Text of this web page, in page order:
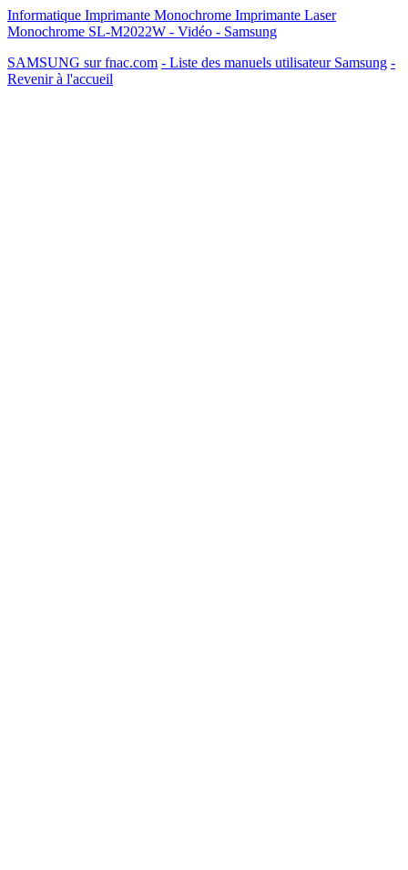
Informatique Imprimante Monochrome Imprimante Laser
Monochrome SL-M2022W - Vidéo - Samsung
SAMSUNG sur fnac.com - Liste des manuels utilisateur Samsung -
Revenir à l'accueil